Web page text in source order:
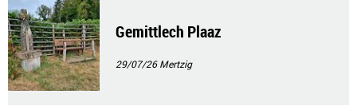
Gemittlech Plaaz
29/07/26Mertzig